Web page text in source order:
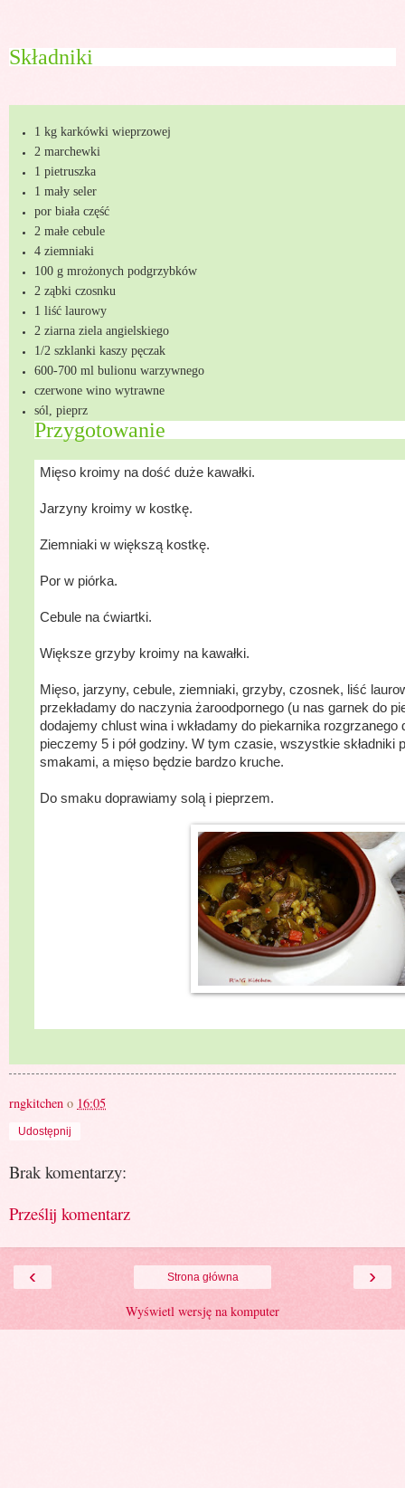
Składniki
1 kg karkówki wieprzowej
2 marchewki
1 pietruszka
1 mały seler
por biała część
2 małe cebule
4 ziemniaki
100 g mrożonych podgrzybków
2 ząbki czosnku
1 liść laurowy
2 ziarna ziela angielskiego
1/2 szklanki kaszy pęczak
600-700 ml bulionu warzywnego
czerwone wino wytrawne
sól, pieprz
Przygotowanie
Mięso kroimy na dość duże kawałki.
Jarzyny kroimy w kostkę.
Ziemniaki w większą kostkę.
Por w piórka.
Cebule na ćwiartki.
Większe grzyby kroimy na kawałki.
Mięso, jarzyny, cebule, ziemniaki, grzyby, czosnek, liść
przekładamy do naczynia żaroodpornego (u nas garnek do
dodajemy chlust wina i wkładamy do piekarnika
pieczemy 5 i pół godziny. W tym czasie, wszystkie składniki
smakami, a mięso będzie bardzo kruche.
Do smaku doprawiamy solą i pieprzem.
rngkitchen o 16:05
Udostępnij
Brak komentarzy:
Prześlij komentarz
‹ ›
Strona główna
Wyświetl wersję na komputer